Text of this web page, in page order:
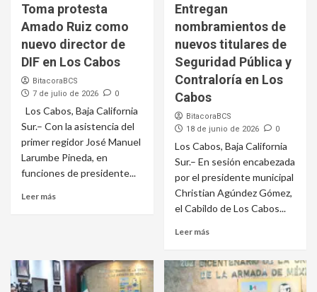
Toma protesta
Amado Ruiz como
nuevo director de
DIF en Los Cabos
BitacoraBCS
7 de julio de 2026
0
Los Cabos, Baja California
Sur.– Con la asistencia del
primer regidor José Manuel
Larumbe Pineda, en
funciones de presidente...
Leer más
Entregan
nombramientos de
nuevos titulares de
Seguridad Pública y
Contraloría en Los
Cabos
BitacoraBCS
18 de junio de 2026
0
Los Cabos, Baja California
Sur.– En sesión encabezada
por el presidente municipal
Christian Agúndez Gómez,
el Cabildo de Los Cabos...
Leer más